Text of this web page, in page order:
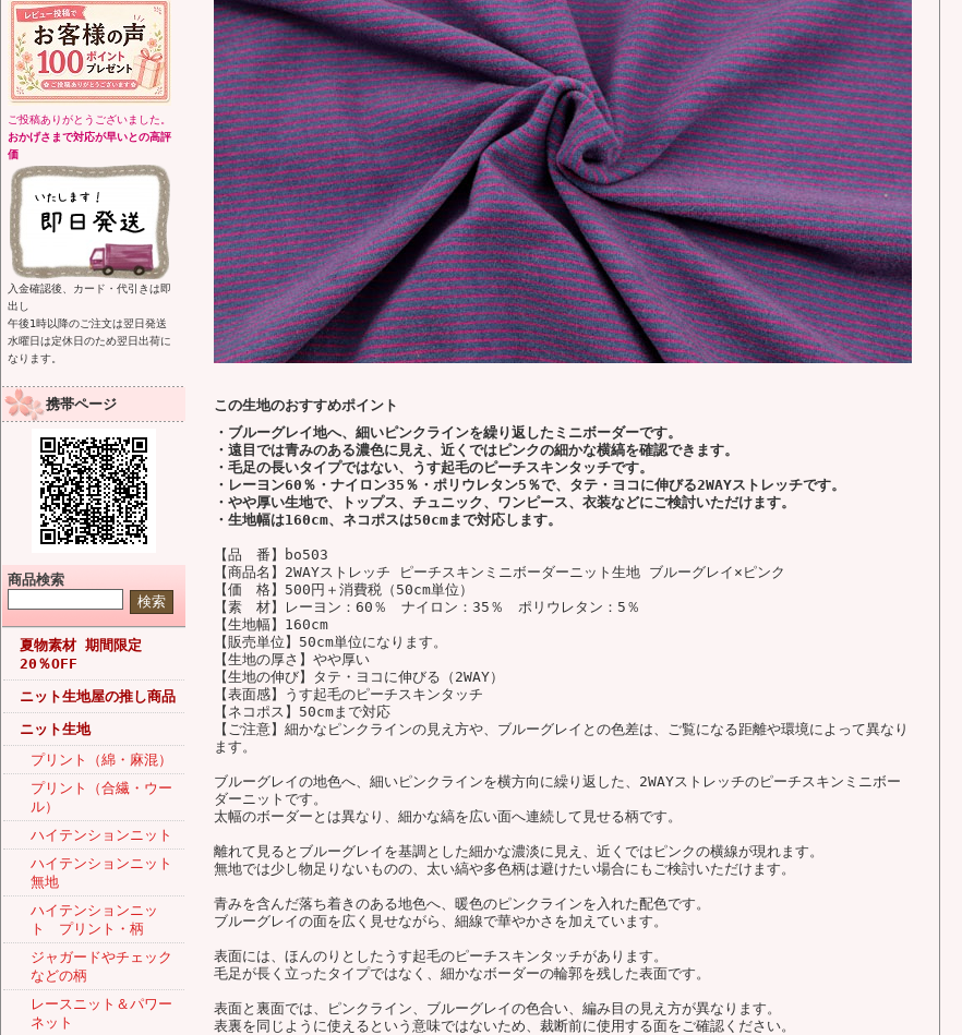
ご投稿ありがとうございました。
おかげさまで対応が早いとの高評
価
入金確認後、カード・代引きは即
出し
午後1時以降のご注文は翌日発送
水曜日は定休日のため翌日出荷に
なります。
携帯ページ
商品検索
夏物素材 期間限定
20％OFF
ニット生地屋の推し商品
ニット生地
プリント（綿・麻混）
プリント（合繊・ウー
ル）
ハイテンションニット
ハイテンションニット
無地
ハイテンションニッ
ト プリント・柄
ジャガードやチェック
などの柄
レースニット＆パワー
ネット
この生地のおすすめポイント
・ブルーグレイ地へ、細いピンクラインを繰り返したミニボーダーです。
・遠目では青みのある濃色に見え、近くではピンクの細かな横縞を確認できます。
・毛足の長いタイプではない、うす起毛のピーチスキンタッチです。
・レーヨン60％・ナイロン35％・ポリウレタン5％で、タテ・ヨコに伸びる2WAYストレッチです。
・やや厚い生地で、トップス、チュニック、ワンピース、衣装などにご検討いただけます。
・生地幅は160cm、ネコポスは50cmまで対応します。
【品 番】bo503
【商品名】2WAYストレッチ ピーチスキンミニボーダーニット生地 ブルーグレイ×ピンク
【価 格】500円＋消費税（50cm単位）
【素 材】レーヨン：60％ ナイロン：35％ ポリウレタン：5％
【生地幅】160cm
【販売単位】50cm単位になります。
【生地の厚さ】やや厚い
【生地の伸び】タテ・ヨコに伸びる（2WAY）
【表面感】うす起毛のピーチスキンタッチ
【ネコポス】50cmまで対応
【ご注意】細かなピンクラインの見え方や、ブルーグレイとの色差は、ご覧になる距離や環境によって異なり
ます。
ブルーグレイの地色へ、細いピンクラインを横方向に繰り返した、2WAYストレッチのピーチスキンミニボー
ダーニットです。
太幅のボーダーとは異なり、細かな縞を広い面へ連続して見せる柄です。
離れて見るとブルーグレイを基調とした細かな濃淡に見え、近くではピンクの横線が現れます。
無地では少し物足りないものの、太い縞や多色柄は避けたい場合にもご検討いただけます。
青みを含んだ落ち着きのある地色へ、暖色のピンクラインを入れた配色です。
ブルーグレイの面を広く見せながら、細線で華やかさを加えています。
表面には、ほんのりとしたうす起毛のピーチスキンタッチがあります。
毛足が長く立ったタイプではなく、細かなボーダーの輪郭を残した表面です。
表面と裏面では、ピンクライン、ブルーグレイの色合い、編み目の見え方が異なります。
表裏を同じように使えるという意味ではないため、裁断前に使用する面をご確認ください。